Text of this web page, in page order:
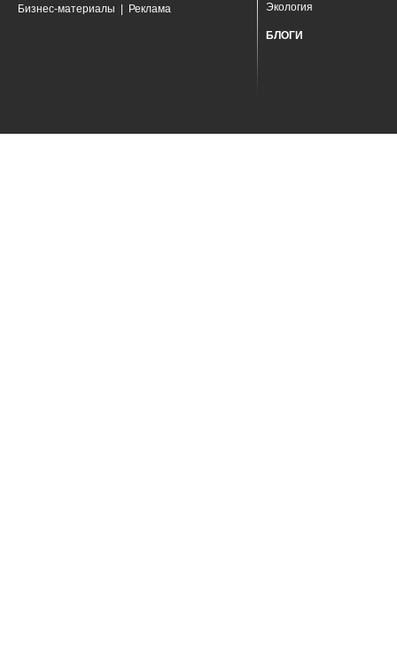
Бизнес-материалы Реклама
Экология
БЛОГИ